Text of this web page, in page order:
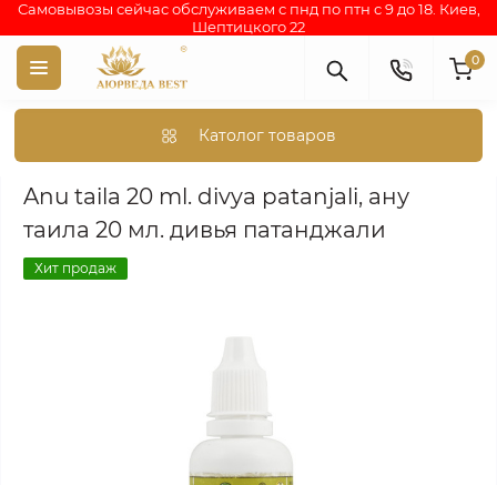
Самовывозы сейчас обслуживаем с пнд по птн с 9 до 18. Киев,
Шептицкого 22
0
Католог товаров
Аюрведа каталог индийских товаров АЮРВЕДИЧЕСКИЕ
Anu taila 20 ml. divya patanjali, ану
таила 20 мл. дивья патанджали
Хит продаж